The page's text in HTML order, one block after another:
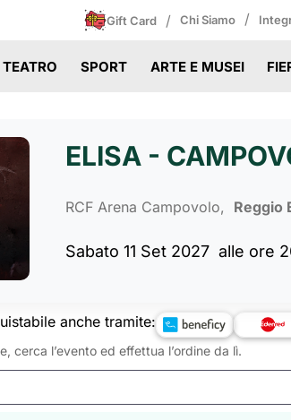
Gift Card / Chi Siamo /
TEATRO SPORT ARTE E MUSEI
ELISA -
RCF Arena Campovolo, Reggio
Sabato 11 Set 2027 alle ore
anche tramite:
cerca l’evento ed effettua l’ordine da lì.